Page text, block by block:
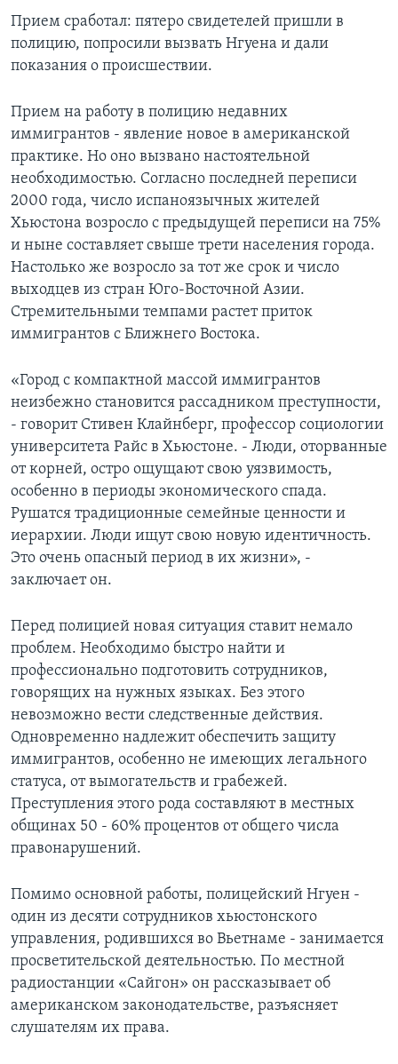
Прием сработал: пятеро свидетелей пришли в
полицию, попросили вызвать Нгуена и дали
показания о происшествии.
Прием на работу в полицию недавних
иммигрантов - явление новое в американской
практике. Но оно вызвано настоятельной
необходимостью. Согласно последней переписи
2000 года, число испаноязычных жителей
Хьюстона возросло с предыдущей переписи на 75%
и ныне составляет свыше трети населения города.
Настолько же возросло за тот же срок и число
выходцев из стран Юго-Восточной Азии.
Стремительными темпами растет приток
иммигрантов с Ближнего Востока.
«Город с компактной массой иммигрантов
неизбежно становится рассадником преступности,
- говорит Стивен Клайнберг, профессор социологии
университета Райс в Хьюстоне. - Люди, оторванные
от корней, остро ощущают свою уязвимость,
особенно в периоды экономического спада.
Рушатся традиционные семейные ценности и
иерархии. Люди ищут свою новую идентичность.
Это очень опасный период в их жизни», -
заключает он.
Перед полицией новая ситуация ставит немало
проблем. Необходимо быстро найти и
профессионально подготовить сотрудников,
говорящих на нужных языках. Без этого
невозможно вести следственные действия.
Одновременно надлежит обеспечить защиту
иммигрантов, особенно не имеющих легального
статуса, от вымогательств и грабежей.
Преступления этого рода составляют в местных
общинах 50 - 60% процентов от общего числа
правонарушений.
Помимо основной работы, полицейский Нгуен -
один из десяти сотрудников хьюстонского
управления, родившихся во Вьетнаме - занимается
просветительской деятельностью. По местной
радиостанции «Сайгон» он рассказывает об
американском законодательстве, разъясняет
слушателям их права.